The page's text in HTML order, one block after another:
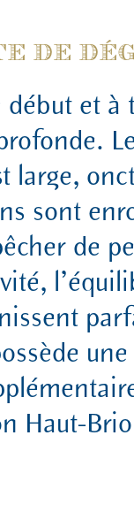
DE
début et
large,
sont
de
Haut-